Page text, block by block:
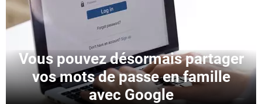
Vous pouvez désormais partager
vos mots de passe en famille
avec Google